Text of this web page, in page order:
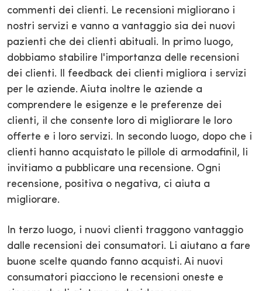
commenti dei clienti. Le recensioni migliorano i
nostri servizi e vanno a vantaggio sia dei nuovi
pazienti che dei clienti abituali. In primo luogo,
dobbiamo stabilire l'importanza delle recensioni
dei clienti. Il feedback dei clienti migliora i servizi
per le aziende. Aiuta inoltre le aziende a
comprendere le esigenze e le preferenze dei
clienti, il che consente loro di migliorare le loro
offerte e i loro servizi. In secondo luogo, dopo che i
clienti hanno acquistato le pillole di armodafinil, li
invitiamo a pubblicare una recensione. Ogni
recensione, positiva o negativa, ci aiuta a
migliorare.
In terzo luogo, i nuovi clienti traggono vantaggio
dalle recensioni dei consumatori. Li aiutano a fare
buone scelte quando fanno acquisti. Ai nuovi
consumatori piacciono le recensioni oneste e